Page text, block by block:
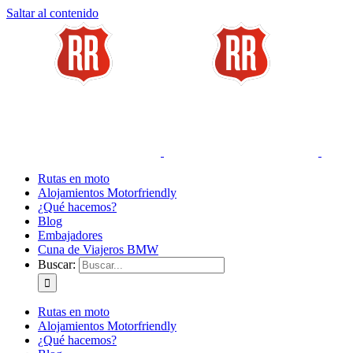
Saltar al contenido
Rutas en moto
Alojamientos Motorfriendly
¿Qué hacemos?
Blog
Embajadores
Cuna de Viajeros BMW
Buscar:
Rutas en moto
Alojamientos Motorfriendly
¿Qué hacemos?